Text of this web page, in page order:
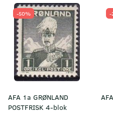
-50%
AFA 1a GRØNLAND
POSTFRISK 4-blok
-